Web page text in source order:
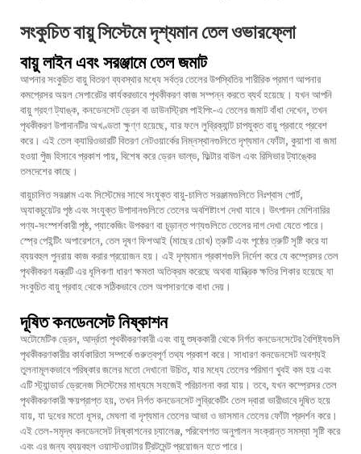
সংকুচিত বায়ু সিস্টেমে দৃশ্যমান তেল ওভারফ্লো
বায়ু লাইন এবং সরঞ্জামে তেল জমাট
আপনার সংকুচিত বায়ু বিতরণ ব্যবস্থার মধ্যে সর্বত্র তেলের উপস্থিতির শারীরিক প্রমাণ আপনার
কমপ্রেসর অয়ল সেপারেটরকার্যকরভাবে পৃথকীকরণ কাজ সম্পন্ন করতে ব্যর্থ হয়েছে। যখন আপনি
বায়ু গ্রহণ ট্যাঙ্ক, কনডেনসেট ড্রেন বা ডাউনস্ট্রিম পাইপিং-এ তেলের জমাট বাঁধা দেখেন, তখন
পৃথকীকরণ উপাদানটির অখণ্ডতা ক্ষুণ্ণ হয়েছে, যার ফলে লুব্রিক্যান্ট চাপযুক্ত বায়ু প্রবাহে প্রবেশ
করে। এই তেল ক্যারিওভারটি বিতরণ নেটওয়ার্কের নিম্নস্থানগুলিতে দৃশ্যমান ফোঁটা, কুয়াশা বা জমা
হওয়া পুঁজ হিসাবে প্রকাশ পায়, বিশেষ করে ড্রেন ভাল্ভ, ফিল্টার বাউল এবং রিসিভার ট্যাঙ্কের
তলদেশের কাছে।
বায়ুচালিত সরঞ্জাম এবং সিস্টেমের সাথে সংযুক্ত বায়ু-চালিত সরঞ্জামগুলিতে নিঃশ্বাস পোর্ট,
অ্যাকচুয়েটর পৃষ্ঠ এবং সংযুক্ত উপাদানগুলিতে তেলের অবশিষ্টাংশ দেখা যাবে। উৎপাদন মেশিনারির
পণ্য-সংস্পর্শকারী পৃষ্ঠ, প্যাকেজিং উপকরণ বা চূড়ান্ত পণ্যগুলিতে তেলের দাগ দেখা যেতে পারে।
স্প্রে পেইন্টিং অপারেশনে, তেল দূষণ ফিশআই (মাছের চোখ) ত্রুটি এবং পৃষ্ঠের ত্রুটি সৃষ্টি করে যা
ব্যয়বহুল পুনরায় কাজ করার প্রয়োজন হয়। এই দৃশ্যমান প্রকাশগুলি নির্দেশ করে যে কম্প্রেসর তেল
পৃথকীকরণ যন্ত্রটি এর ধূলিকণা ধারণ ক্ষমতা অতিক্রম করেছে অথবা যান্ত্রিক ক্ষতির শিকার হয়েছে যা
সংকুচিত বায়ু প্রবাহ থেকে সঠিকভাবে তেল অপসারণকে বাধা দেয়।
দূষিত কনডেনসেট নিষ্কাশন
অটোমেটিক ড্রেন, আর্দ্রতা পৃথকীকরণকারী এবং বায়ু শুষ্ককারী থেকে নির্গত কনডেনসেটের বৈশিষ্ট্যগুলি
পৃথকীকরণকারীর কার্যকারিতা সম্পর্কে গুরুত্বপূর্ণ তথ্য প্রকাশ করে। সাধারণ কনডেনসেট অবশ্যই
তুলনামূলকভাবে পরিষ্কার জলের মতো দেখানো উচিত, যার মধ্যে তেলের পরিমাণ খুবই কম হয় এবং
এটি স্ট্যান্ডার্ড ড্রেনেজ সিস্টেমের মাধ্যমে সহজেই পরিচালনা করা যায়। তবে, যখন কম্প্রেসর তেল
পৃথকীকরণকারী ক্ষয়প্রাপ্ত হয়, তখন নির্গত কনডেনসেট লুব্রিকেটিং তেল দ্বারা ভারীভাবে দূষিত হয়ে
যায়, যা দুধের মতো ধূসর, মেঘলা বা দৃশ্যমান তেলের আভা ও ভাসমান তেলের ফোঁটা প্রদর্শন করে।
এই তেল-সমৃদ্ধ কনডেনসেট নিষ্কাশনের চ্যালেঞ্জ, পরিবেশগত অনুপালন সংক্রান্ত সমস্যা সৃষ্টি করে
এবং এর জন্য ব্যয়বহুল ওয়াস্টওয়াটার ট্রিটমেন্ট প্রয়োজন হতে পারে।